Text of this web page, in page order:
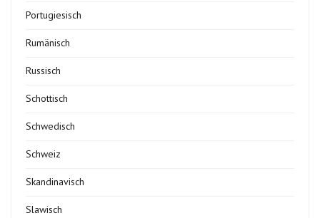
Portugiesisch
Rumänisch
Russisch
Schottisch
Schwedisch
Schweiz
Skandinavisch
Slawisch